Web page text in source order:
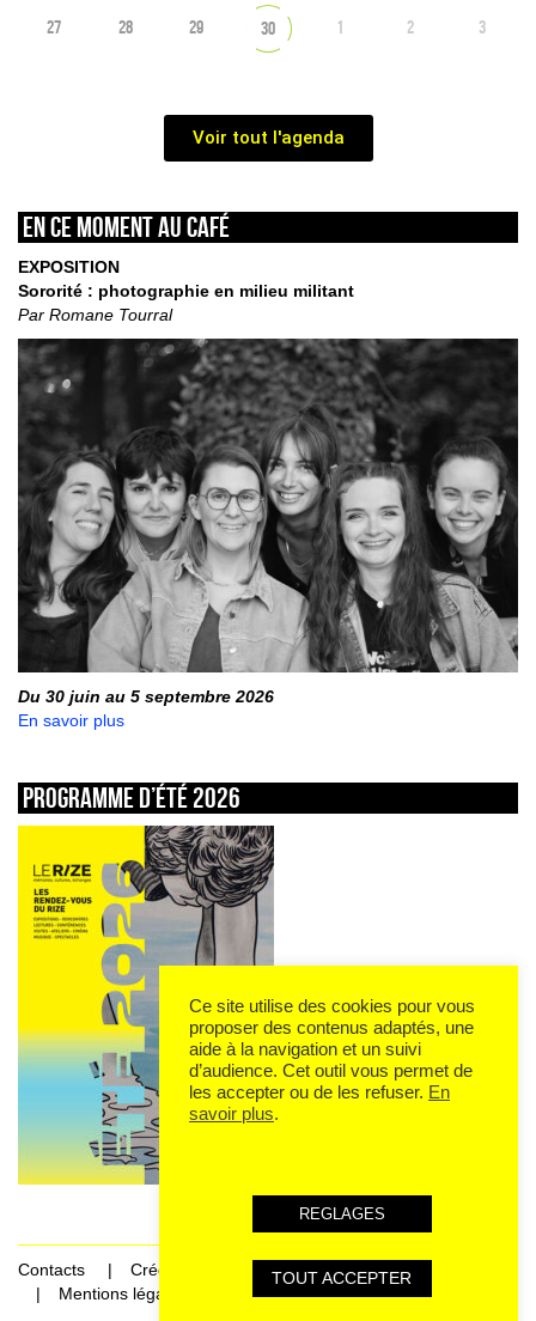
27 28 29 30 1 2 3
Voir tout l'agenda
En ce moment au café
EXPOSITION
Sororité : photographie en milieu militant
Par Romane Tourral
Du 30 juin au 5 septembre 2026
En savoir plus
Programme d’été 2026
Contacts
Crédits
Mentions légales et données personnelles
Ce site utilise des cookies pour vous
proposer des contenus adaptés, une
aide à la navigation et un suivi
d’audience. Cet outil vous permet de
les accepter ou de les refuser. En
savoir plus.
REGLAGES
TOUT ACCEPTER